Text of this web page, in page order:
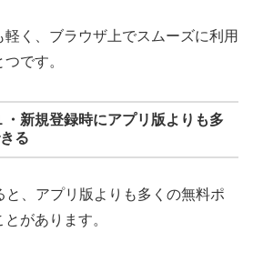
く、ブラウザ上でスムーズに利用
です。
新規登録時にアプリ版よりも多
る
と、アプリ版よりも多くの無料ポ
があります。